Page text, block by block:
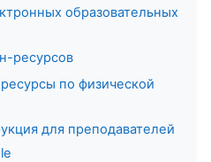
образовательных
ресурсов
по физической
для преподавателей